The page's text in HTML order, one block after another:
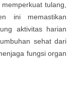
tulang,
ini memastikan
aktivitas harian
sehat dari
fungsi organ